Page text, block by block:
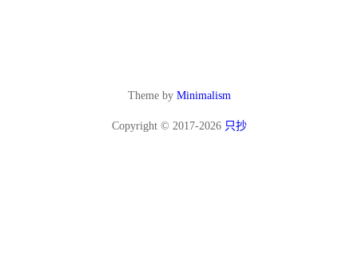
Theme by Minimalism
Copyright © 2017-2026 只抄